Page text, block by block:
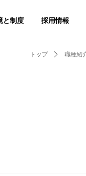
と制度 採用情報
トップ 職種紹